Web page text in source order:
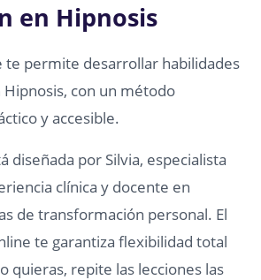
en Hipnosis
te permite desarrollar habilidades
con un método
y accesible.
diseñada por Silvia, especialista
clínica y docente en
de transformación personal. El
te garantiza flexibilidad total
quieras, repite las lecciones las